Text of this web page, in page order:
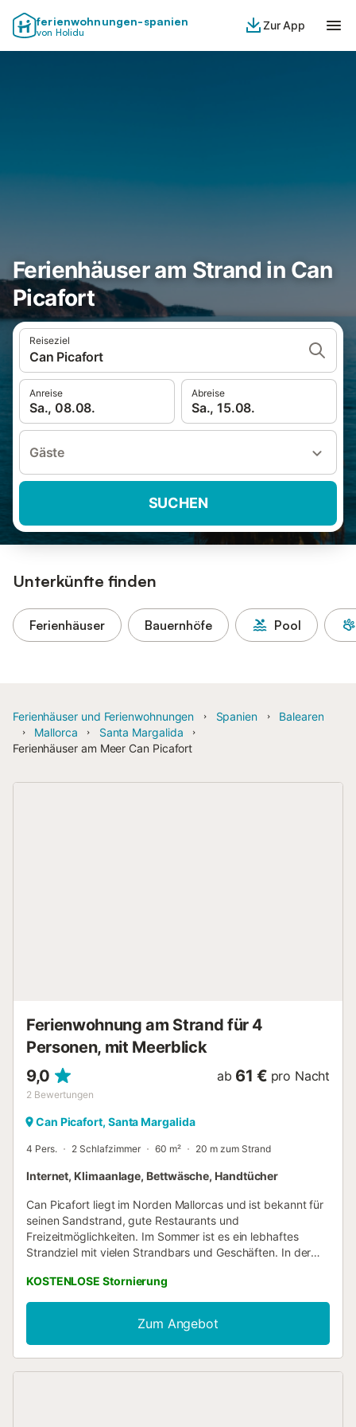
ferienwohnungen-spanien
von Holidu
Zur App
Ferienhäuser am Strand in Can
Picafort
Reiseziel
Can Picafort
Anreise
Sa., 08.08.
Abreise
Sa., 15.08.
Gäste
SUCHEN
Unterkünfte finden
Ferienhäuser Bauernhöfe Pool
Ferienhäuser und Ferienwohnungen Spanien
Balearen
Mallorca
Santa Margalida
Ferienhäuser am Meer Can Picafort
Ferienwohnung am Strand für 4
Personen, mit Meerblick
9,0
2 Bewertungen
ab 61 € pro Nacht
Can Picafort, Santa Margalida
4 Pers. 2 Schlafzimmer 60 m² 20 m zum Strand
Internet, Klimaanlage, Bettwäsche, Handtücher
Can Picafort liegt im Norden Mallorcas und ist bekannt für
seinen Sandstrand, gute Restaurants und
Freizeitmöglichkeiten. Im Sommer ist es ein lebhaftes
Strandziel mit vielen Strandbars und Geschäften. In der
verschiedene Ausflüge unternehmen oder auf dem
Golfplatz Alcanada Golf spielen. Playa de Muro, ein Gebiet
mit feinem weißem Sand, liegt neben Can Picafort und
erstreckt sich bis nach Puerto de Alcúdia. Ein Auto ist nicht
notwendig, da Sie alle wichtigen Dienstleistungen in der
KOSTENLOSE Stornierung
Zum Angebot